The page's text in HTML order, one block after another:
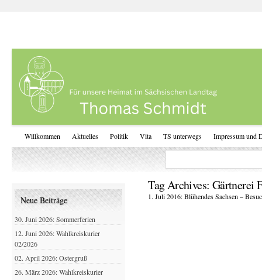
Willkommen Aktuelles Politik Vita TS unterwegs Impressum und
Tag Archives: Gärtnerei
1. Juli 2016: Blühendes Sachsen –
Neue Beiträge
30. Juni 2026: Sommerferien
12. Juni 2026: Wahlkreiskurier
02/2026
02. April 2026: Ostergruß
26. März 2026: Wahlkreiskurier